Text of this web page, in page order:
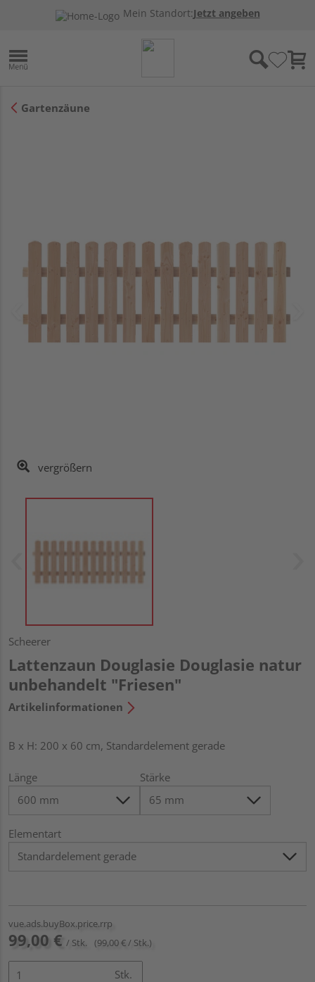
Mein Standort:Jetzt angeben
Gartenzäune
vergrößern
Scheerer
Lattenzaun Douglasie Douglasie natur
unbehandelt "Friesen"
Artikelinformationen
B x H: 200 x 60 cm, Standardelement gerade
Länge Stärke
Elementart
vue.ads.buyBox.price.rrp
99,00 € / Stk. (99,00 € / Stk.)
Stk.